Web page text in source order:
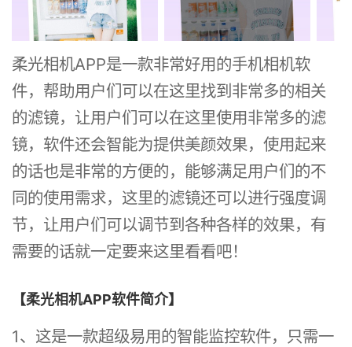
柔光相机APP是一款非常好用的手机相机软
件，帮助用户们可以在这里找到非常多的相关
的滤镜，让用户们可以在这里使用非常多的滤
镜，软件还会智能为提供美颜效果，使用起来
的话也是非常的方便的，能够满足用户们的不
同的使用需求，这里的滤镜还可以进行强度调
节，让用户们可以调节到各种各样的效果，有
需要的话就一定要来这里看看吧！
【柔光相机APP软件简介】
1、这是一款超级易用的智能监控软件，只需一